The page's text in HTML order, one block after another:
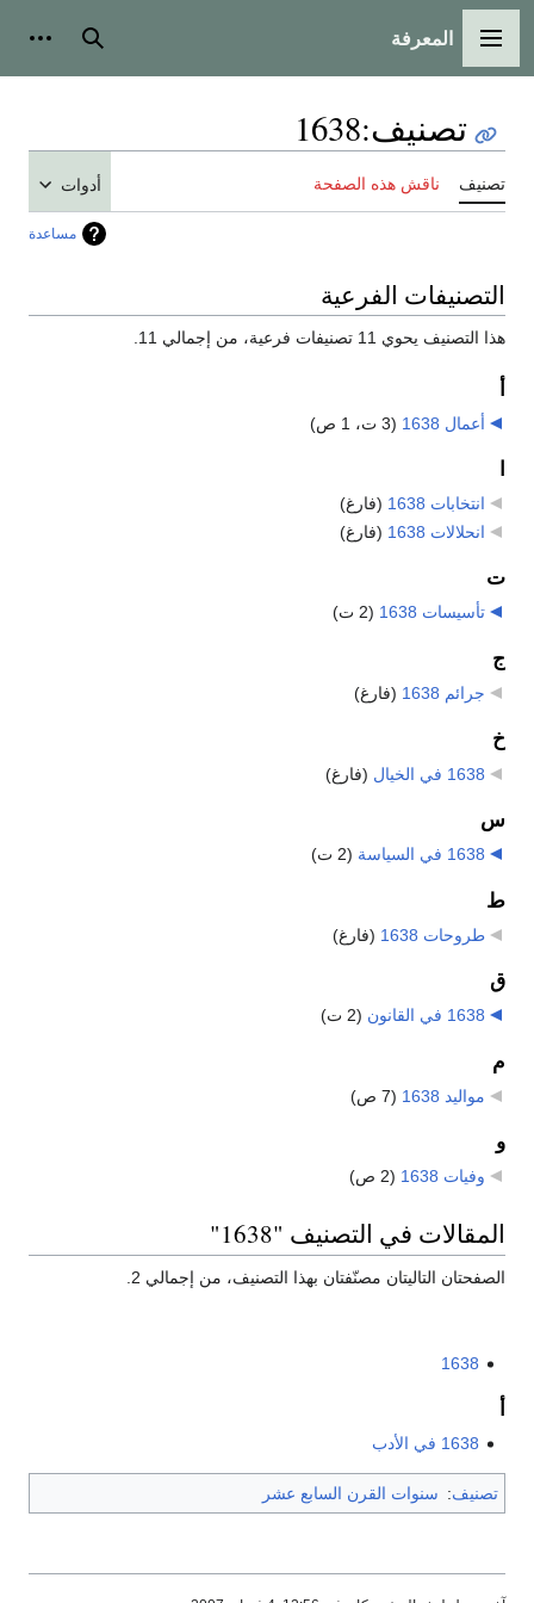
القائمة الرئيسية
المعرفة بحث
تصنيف:
1638
تصنيف ناقش هذه الصفحة أدوات
مساعدة
التصنيفات الفرعية
هذا التصنيف يحوي 11 تصنيفات فرعية، من إجمالي 11.
أعمال 1638 (3 ت، 1 ص)
انتخابات 1638
(فارغ)
انحلالات 1638
(فارغ)
ت
تأسيسات 1638 (2 ت)
ج
جرائم 1638 (فارغ)
خ
1638 في الخيال (فارغ)
س
1638 في السياسة (2 ت)
ط
طروحات 1638 (فارغ)
ق
1638 في القانون (2 ت)
م
مواليد 1638 (7 ص)
و
وفيات 1638 (2 ص)
المقالات في التصنيف "1638"
الصفحتان التاليتان مصنّفتان بهذا التصنيف، من إجمالي 2.
1638
1638 في الأدب
تصنيف: سنوات القرن السابع عشر